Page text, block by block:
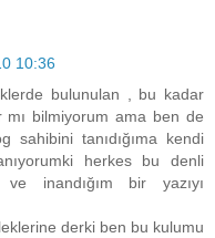
10:36
bulunulan , bu kadar
bilmiyorum ama ben de
tanıdığıma kendi
herkes bu denli
ve inandığım bir yazıyı
derki ben bu kulumu